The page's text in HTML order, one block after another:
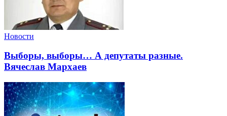
Новости
Выборы, выборы… А депутаты разные.
Вячеслав Мархаев